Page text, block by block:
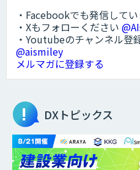
・Facebookでも発信して
・Xもフォローください
・Youtubeのチャンネル登
@aismiley
メルマガに登録する
DXトピックス